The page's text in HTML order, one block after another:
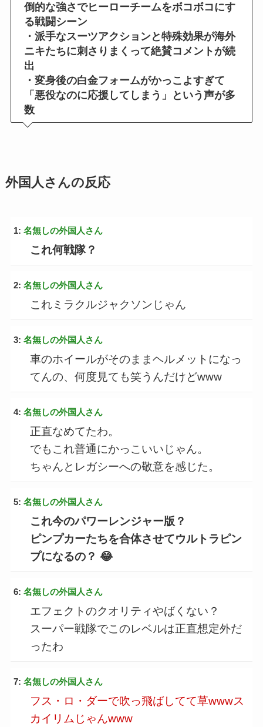
倒的な強さでヒーローチームをボコボコにす
る戦闘シーン
・派手なスーツアクションと特殊効果が海外
ニキたちに刺さりまくって絶賛コメントが続
出
・変身後の白金フォームがかっこよすぎて
「悪役なのに応援してしまう」という声が多
数
外国人さんの反応
1: 名無しの外国人さん
これ何戦隊？
2: 名無しの外国人さん
これミラクルジャクソンじゃん
3: 名無しの外国人さん
車のホイールがそのままヘルメットになっ
てんの、何度見ても笑うんだけどwww
4: 名無しの外国人さん
正直なめてたわ。
でもこれ普通にかっこいいじゃん。
ちゃんとレガシーへの敬意を感じた。
5: 名無しの外国人さん
これ今のパワーレンジャー版？
ピンプカーたちを合体させてウルトラピン
プになるの？ 😂
6: 名無しの外国人さん
エフェクトのクオリティやばくない？
スーパー戦隊でこのレベルは正直想定外だ
ったわ
7: 名無しの外国人さん
フス・ロ・ダーで吹っ飛ばしてて草wwwス
カイリムじゃんwww